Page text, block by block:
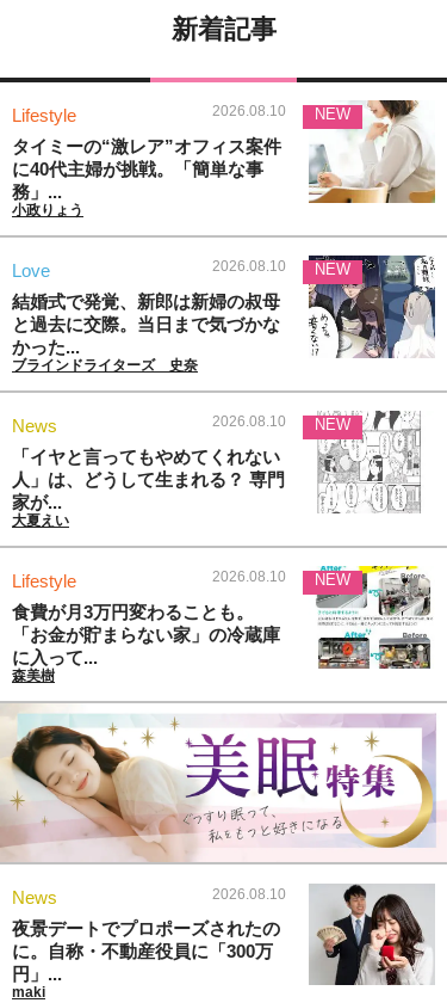
新着記事
Lifestyle 2026.08.10
タイミーの“激レア”オフィス案件
に40代主婦が挑戦。「簡単な事
務」...
小政りょう
NEW
Love 2026.08.10
結婚式で発覚、新郎は新婦の叔母
と過去に交際。当日まで気づかな
かった...
ブラインドライターズ 史奈
NEW
News 2026.08.10
「イヤと言ってもやめてくれない
人」は、どうして生まれる？ 専門
家が...
大夏えい
NEW
Lifestyle 2026.08.10
食費が月3万円変わることも。
「お金が貯まらない家」の冷蔵庫
に入って...
森美樹
NEW
News 2026.08.10
夜景デートでプロポーズされたの
に。自称・不動産役員に「300万
円」...
maki